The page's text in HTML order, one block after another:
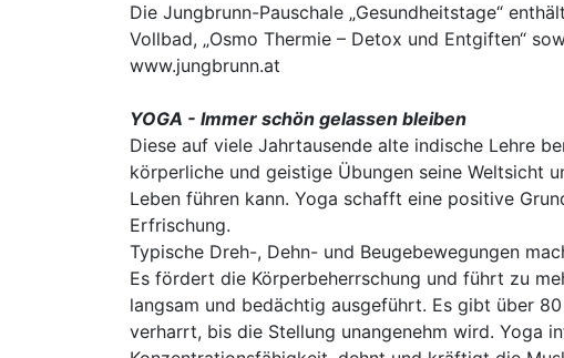
Die Jungbrunn-Pauschale „Gesundheitstage“
Vollbad, „Osmo Thermie – Detox und Entgiften“
www.jungbrunn.at
YOGA - Immer schön gelassen bleiben
Diese auf viele Jahrtausende alte indische Lehre
körperliche und geistige Übungen seine Weltsicht
Leben führen kann. Yoga schafft eine positive
Erfrischung.
Typische Dreh-, Dehn- und Beugebewegungen
Es fördert die Körperbeherrschung und führt zu
langsam und bedächtig ausgeführt. Es gibt über
verharrt, bis die Stellung unangenehm wird. Yoga